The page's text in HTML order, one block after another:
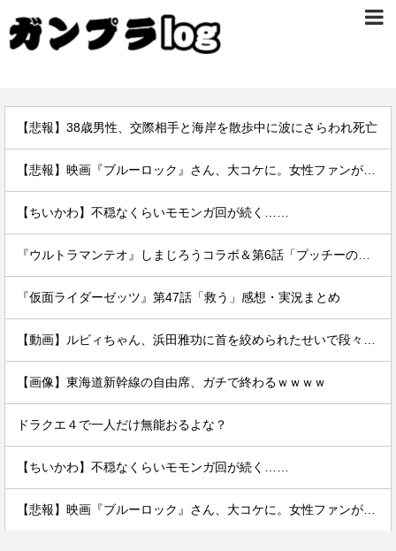
【悲報】38歳男性、交際相手と海岸を散歩中に波にさらわれ死亡
【ちいかわ】不穏なくらいモモンガ回が続く……
『仮面ライダーゼッツ』第47話「救う」感想・実況まとめ
【画像】東海道新幹線の自由席、ガチで終わるｗｗｗｗ
ドラクエ４で一人だけ無能おるよな？
【ちいかわ】不穏なくらいモモンガ回が続く……